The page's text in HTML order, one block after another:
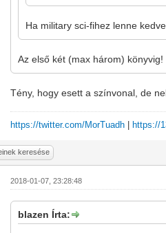
Ha military sci-fihez lenne
Az első két (max három) könyvig!
Tény, hogy esett a színvonal, de
https://twitter.com/MorTuadh https://
keresése
2018-01-07, 23:28:48
blazen Írta: